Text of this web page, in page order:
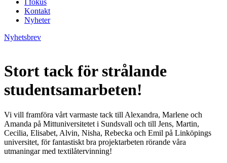
Kontakt
Nyheter
Nyhetsbrev
Stort tack för strålande
studentsamarbeten!
Vi vill framföra vårt varmaste tack till Alexandra, Marlene och
Amanda på Mittuniversitetet i Sundsvall och till Jens, Martin,
Cecilia, Elisabet, Alvin, Nisha, Rebecka och Emil på Linköpings
universitet, för fantastiskt bra projektarbeten rörande våra
utmaningar med textilåtervinning!